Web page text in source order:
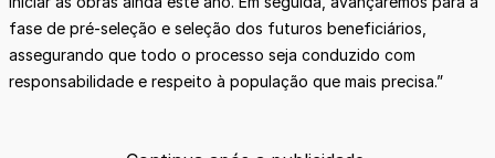
fase de pré-seleção e seleção dos futuros beneficiários,
assegurando que todo o processo seja conduzido com
responsabilidade e respeito à população que mais precisa.”